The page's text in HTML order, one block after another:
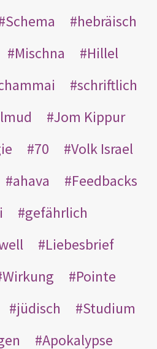
Schema
hebräisch
Mischna
Hillel
schriftlich
Jom Kippur
70
Volk Israel
ahava
Feedbacks
gefährlich
Liebesbrief
Wirkung
Pointe
jüdisch
Studium
Apokalypse